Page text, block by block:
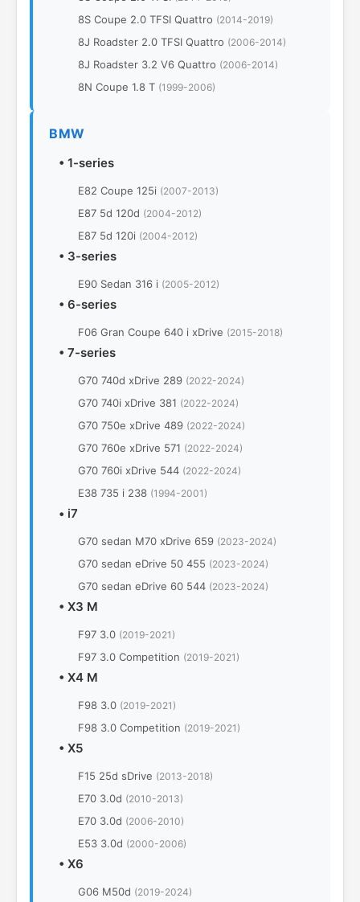
8S Coupe 2.0 TFSI Quattro (2014-2019)
8J Roadster 2.0 TFSI Quattro (2006-2014)
8J Roadster 3.2 V6 Quattro (2006-2014)
8N Coupe 1.8 T (1999-2006)
BMW
• 1-series
E82 Coupe 125i (2007-2013)
E87 5d 120d (2004-2012)
E87 5d 120i (2004-2012)
• 3-series
E90 Sedan 316 i (2005-2012)
• 6-series
F06 Gran Coupe 640 i xDrive (2015-2018)
• 7-series
G70 740d xDrive 289 (2022-2024)
G70 740i xDrive 381 (2022-2024)
G70 750e xDrive 489 (2022-2024)
G70 760e xDrive 571 (2022-2024)
G70 760i xDrive 544 (2022-2024)
E38 735 i 238 (1994-2001)
• i7
G70 sedan M70 xDrive 659 (2023-2024)
G70 sedan eDrive 50 455 (2023-2024)
G70 sedan eDrive 60 544 (2023-2024)
• X3 M
F97 3.0 (2019-2021)
F97 3.0 Competition (2019-2021)
• X4 M
F98 3.0 (2019-2021)
F98 3.0 Competition (2019-2021)
• X5
F15 25d sDrive (2013-2018)
E70 3.0d (2010-2013)
E70 3.0d (2006-2010)
E53 3.0d (2000-2006)
• X6
G06 M50d (2019-2024)